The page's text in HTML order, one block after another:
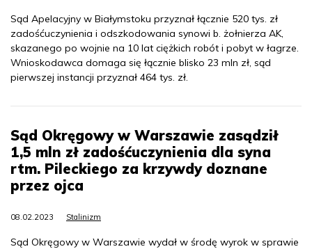
Sąd Apelacyjny w Białymstoku przyznał łącznie 520 tys. zł
zadośćuczynienia i odszkodowania synowi b. żołnierza AK,
skazanego po wojnie na 10 lat ciężkich robót i pobyt w łagrze.
Wnioskodawca domaga się łącznie blisko 23 mln zł, sąd
pierwszej instancji przyznał 464 tys. zł.
Sąd Okręgowy w Warszawie zasądził
1,5 mln zł zadośćuczynienia dla syna
rtm. Pileckiego za krzywdy doznane
przez ojca
08.02.2023 Stalinizm
Sąd Okręgowy w Warszawie wydał w środę wyrok w sprawie